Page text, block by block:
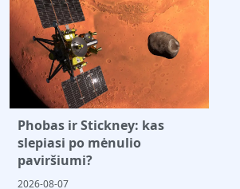
Phobas ir Stickney: kas
slepiasi po mėnulio
paviršiumi?
2026-08-07